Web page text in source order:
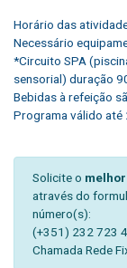
Horário das
Necessário
*Circuito SPA
sensorial) duração
Bebidas à refeição
Programa válido até
Solicite o
através do
número(s):
(+351) 232 723
Chamada Rede